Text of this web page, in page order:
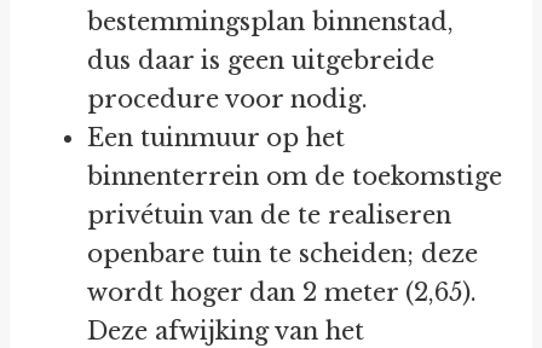
bestemmingsplan binnenstad,
dus daar is geen uitgebreide
procedure voor nodig.
Een tuinmuur op het
binnenterrein om de toekomstige
privétuin van de te realiseren
openbare tuin te scheiden; deze
wordt hoger dan 2 meter (2,65).
Deze afwijking van het